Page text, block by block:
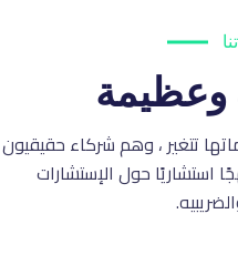
وعظيمة
تتغير ، وهم شركاء حقيقيون
استشاريًا حول الإستشارات